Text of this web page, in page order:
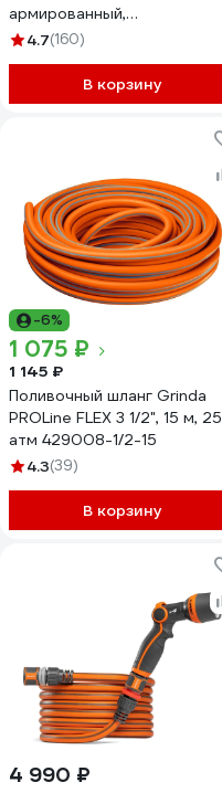
армированный,
морозостойкий 7558225
4.7(160)
В корзину
-6%
1 075 ₽
1 145 ₽
Поливочный шланг Grinda
PROLine FLEX 3 1/2", 15 м, 25
атм 429008-1/2-15
4.3(39)
В корзину
4 990 ₽